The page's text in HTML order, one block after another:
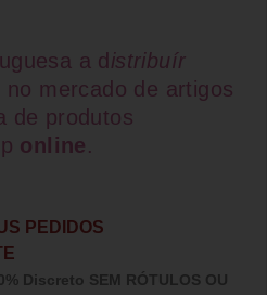
a d istribuír
no mercado de artigos
de produtos
online.
PEDIDOS
Discreto SEM RÓTULOS OU